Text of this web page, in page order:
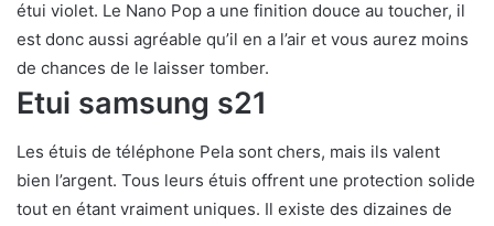
étui violet. Le Nano Pop a une finition douce au toucher, il
est donc aussi agréable qu’il en a l’air et vous aurez moins
de chances de le laisser tomber.
Etui samsung s21
Les étuis de téléphone Pela sont chers, mais ils valent
bien l’argent. Tous leurs étuis offrent une protection solide
tout en étant vraiment uniques. Il existe des dizaines de